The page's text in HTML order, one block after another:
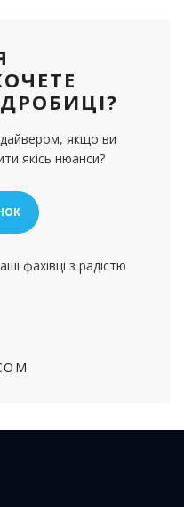
якщо ви
якісь нюанси?
фахівці з радістю